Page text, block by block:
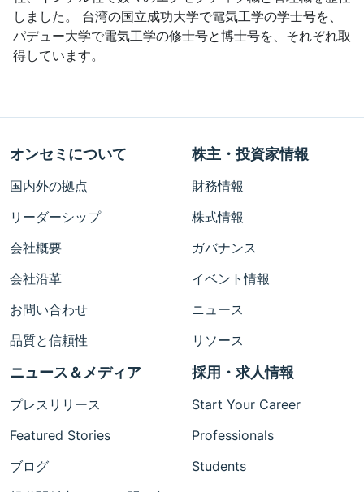
しました。 台湾の国立成功大学で電気工学の学士号を、
パデュー大学で電気工学の修士号と博士号を、それぞれ取
得しています。
オンセミについて
国内外の拠点
リーダーシップ
会社概要
会社沿革
お問い合わせ
品質と信頼性
株主・投資家情報
財務情報
株式情報
ガバナンス
イベント情報
ニュース
リソース
ニュース＆メディア
プレスリリース
Featured Stories
ブログ
採用・求人情報
Start Your Career
Professionals
Students